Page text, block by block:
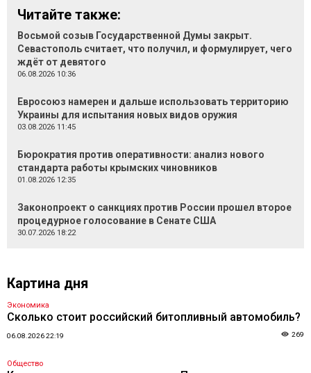
Читайте также:
Восьмой созыв Государственной Думы закрыт.
Севастополь считает, что получил, и формулирует, чего
ждёт от девятого
06.08.2026 10:36
Евросоюз намерен и дальше использовать территорию
Украины для испытания новых видов оружия
03.08.2026 11:45
Бюрократия против оперативности: анализ нового
стандарта работы крымских чиновников
01.08.2026 12:35
Законопроект о санкциях против России прошел второе
процедурное голосование в Сенате США
30.07.2026 18:22
Картина дня
Экономика
Сколько стоит российский битопливный автомобиль?
06.08.2026 22:19 269
Общество